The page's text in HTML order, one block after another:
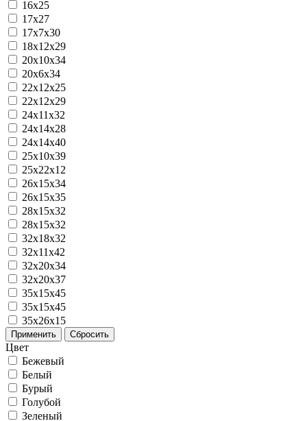
16х25
17х27
17х7х30
18х12х29
20х10х34
20х6х34
22х12х25
22х12х29
24х11х32
24х14х28
24х14х40
25х10х39
25х22х12
26х15х34
26х15х35
28x15x32
28х15х32
32x18x32
32х11х42
32х20х34
32х20х37
35x15x45
35х15х45
35х26х15
Применить Сбросить
Цвет
Бежевый
Белый
Бурый
Голубой
Зеленый